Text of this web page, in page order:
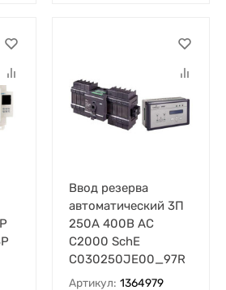
Ввод резерва
автоматический 3П
250А 400В AC
C2000 SchE
C030250JE00_97R
Артикул: 1364979